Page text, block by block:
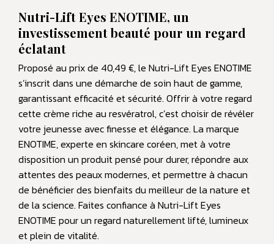
Nutri-Lift Eyes ENOTIME, un
investissement beauté pour un regard
éclatant
Proposé au prix de 40,49 €, le Nutri-Lift Eyes ENOTIME
s’inscrit dans une démarche de soin haut de gamme,
garantissant efficacité et sécurité. Offrir à votre regard
cette crème riche au resvératrol, c’est choisir de révéler
votre jeunesse avec finesse et élégance. La marque
ENOTIME, experte en skincare coréen, met à votre
disposition un produit pensé pour durer, répondre aux
attentes des peaux modernes, et permettre à chacun
de bénéficier des bienfaits du meilleur de la nature et
de la science. Faites confiance à Nutri-Lift Eyes
ENOTIME pour un regard naturellement lifté, lumineux
et plein de vitalité.